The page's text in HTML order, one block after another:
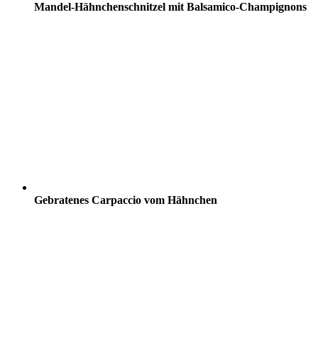
Mandel-Hähnchenschnitzel mit Balsamico-Champignons
Gebratenes Carpaccio vom Hähnchen